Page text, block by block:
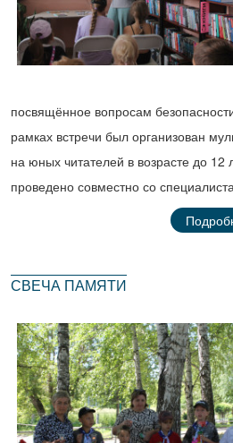
посвящённое вопросам
рамках встречи был организован
на юных читателей в возрасте до
проведено совместно со
СВЕЧА ПАМЯТИ